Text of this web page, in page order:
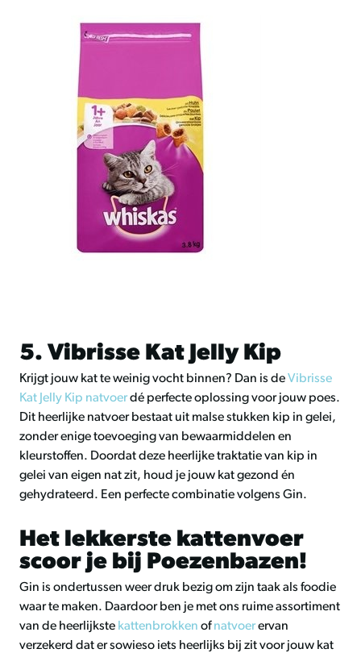
5. Vibrisse Kat Jelly Kip
Krijgt jouw kat te weinig vocht binnen? Dan is deVibrisse
Kat Jelly Kip natvoerdé perfecte oplossing voor jouw poes.
Dit heerlijke natvoer bestaat uit malse stukken kip in gelei,
zonder enige toevoeging van bewaarmiddelen en
kleurstoffen. Doordat deze heerlijke traktatie van kip in
gelei van eigen nat zit, houd je jouw kat gezond én
gehydrateerd. Een perfecte combinatie volgens Gin.
Het lekkerste kattenvoer
scoor je bij Poezenbazen!
Gin is ondertussen weer druk bezig om zijn taak als foodie
waar te maken. Daardoor ben je met ons ruime assortiment
van de heerlijkste kattenbrokken ofnatvoerervan
verzekerd dat er sowieso iets heerlijks bij zit voor jouw kat